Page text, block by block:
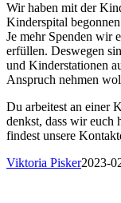
Wir haben mit der
Kinderspital
Je mehr Spenden wir
erfüllen. Deswegen
und Kinderstationen
Anspruch nehmen
Du arbeitest an einer
denkst, dass wir euch
findest unsere
Viktoria Pisker2023-